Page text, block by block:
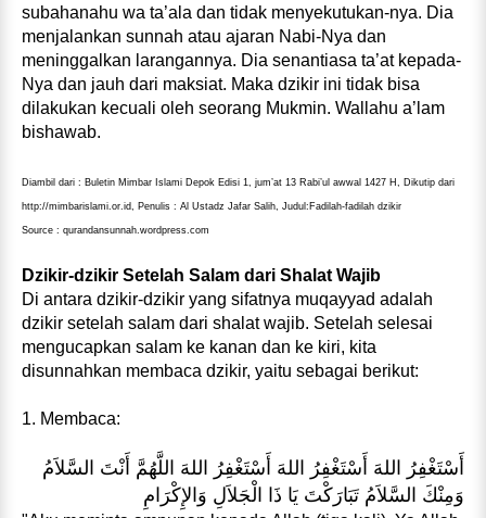
subahanahu wa ta’ala dan tidak menyekutukan-nya. Dia
menjalankan sunnah atau ajaran Nabi-Nya dan
meninggalkan larangannya. Dia senantiasa ta’at kepada-
Nya dan jauh dari maksiat. Maka dzikir ini tidak bisa
dilakukan kecuali oleh seorang Mukmin. Wallahu a’lam
bishawab.
Diambil dari : Buletin Mimbar Islami Depok Edisi 1, jum’at 13 Rabi’ul awwal 1427 H, Dikutip dari
http://mimbarislami.or.id, Penulis : Al Ustadz Jafar Salih, Judul:Fadilah-fadilah dzikir
Source : qurandansunnah.wordpress.com
Dzikir-dzikir Setelah Salam dari Shalat Wajib
Di antara dzikir-dzikir yang sifatnya muqayyad adalah
dzikir setelah salam dari shalat wajib. Setelah selesai
mengucapkan salam ke kanan dan ke kiri, kita
disunnahkan membaca dzikir, yaitu sebagai berikut:
1. Membaca:
أَسْتَغْفِرُ اللهَ أَسْتَغْفِرُ اللهَ أَسْتَغْفِرُ اللهَ اللَّهُمَّ أَنْتَ السَّلاَمُ
وَمِنْكَ السَّلاَمُ تَبَارَكْتَ يَا ذَا الْجَلاَلِ وَالإِكْرَامِ